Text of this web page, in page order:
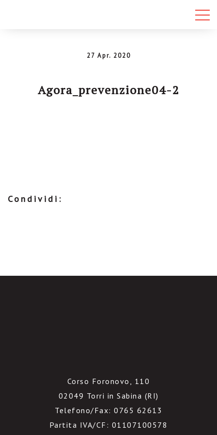
27 Apr. 2020
Agora_prevenzione04-2
Condividi:
Corso Foronovo, 110
02049 Torri in Sabina (RI)
Telefono/Fax: 0765 62613
Partita IVA/CF: 01107100578